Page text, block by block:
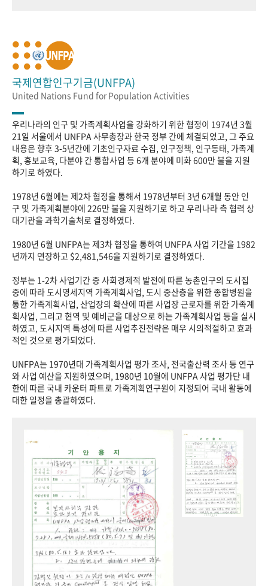
국제연합인구기금(UNFPA)
United Nations Fund for Population Activities
우리나라의 인구 및 가족계획사업을 강화하기 위한 협정이 1974년 3월
21일 서울에서 UNFPA 사무총장과 한국 정부 간에 체결되었고, 그 주요
내용은 향후 3-5년간에 기초인구자료 수집, 인구정책, 인구동태, 가족계
획, 홍보교육, 다분야 간 통합사업 등 6개 분야에 미화 600만 불을 지원
하기로 하였다.
1978년 6월에는 제2차 협정을 통해서 1978년부터 3년 6개월 동안 인
구 및 가족계획분야에 226만 불을 지원하기로 하고 우리나라 측 협력 상
대기관을 과학기술처로 결정하였다.
1980년 6월 UNFPA는 제3차 협정을 통하여 UNFPA 사업 기간을 1982
년까지 연장하고 $2,481,546을 지원하기로 결정하였다.
정부는 1-2차 사업기간 중 사회경제적 발전에 따른 농촌인구의 도시집
중에 따라 도시영세지역 가족계획사업, 도시 중산층을 위한 종합병원을
통한 가족계획사업, 산업장의 확산에 따른 사업장 근로자를 위한 가족계
획사업, 그리고 현역 및 예비군을 대상으로 하는 가족계획사업 등을 실시
하였고, 도시지역 특성에 따른 사업추진전략은 매우 시의적절하고 효과
적인 것으로 평가되었다.
UNFPA는 1970년대 가족계획사업 평가 조사, 전국출산력 조사 등 연구
와 사업 예산을 지원하였으며, 1980년 10월에 UNFPA 사업 평가단 내
한에 따른 국내 카운터 파트로 가족계획연구원이 지정되어 국내 활동에
대한 일정을 총괄하였다.